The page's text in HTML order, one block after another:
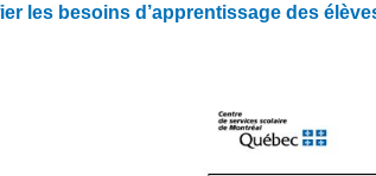
les besoins d’apprentissage des